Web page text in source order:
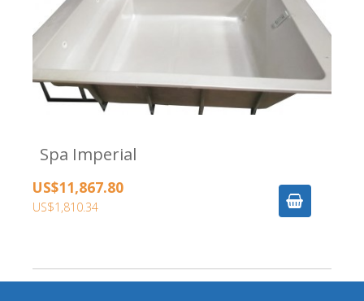
Spa Imperial
US$11,867.80
US$1,810.34